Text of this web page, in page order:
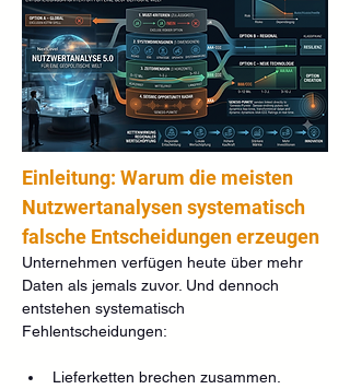
Einleitung: Warum die meisten
Nutzwertanalysen systematisch
falsche Entscheidungen erzeugen
Unternehmen verfügen heute über mehr
Daten als jemals zuvor. Und dennoch
entstehen systematisch
Fehlentscheidungen:
Lieferketten brechen zusammen.